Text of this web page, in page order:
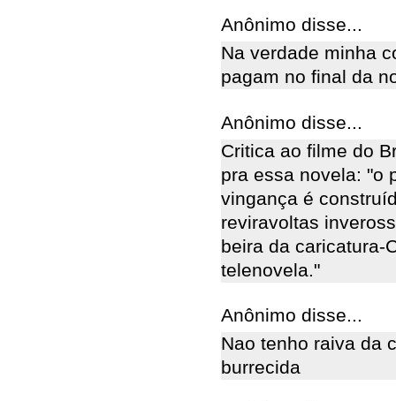
Anônimo disse...
Na verdade minha
pagam no final da
Anônimo disse...
Critica ao filme do
pra essa novela: "o
vingança é
reviravoltas
beira da caricatura-
telenovela."
Anônimo disse...
Nao tenho raiva da
burrecida